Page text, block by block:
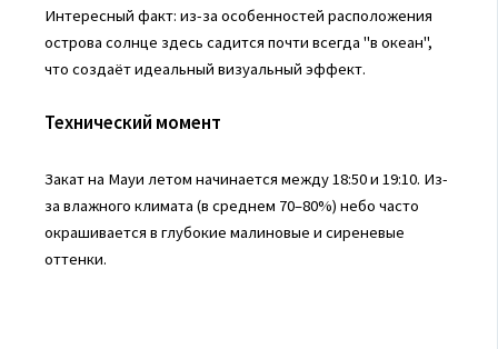
Интересный факт: из-за особенностей расположения
острова солнце здесь садится почти всегда "в океан",
что создаёт идеальный визуальный эффект.
Технический момент
Закат на Мауи летом начинается между 18:50 и 19:10. Из-
за влажного климата (в среднем 70–80%) небо часто
окрашивается в глубокие малиновые и сиреневые
оттенки.